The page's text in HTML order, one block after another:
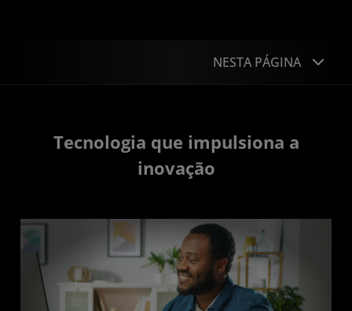
NESTA PÁGINA
Windows 11
Tecnologia que impulsiona a
inovação